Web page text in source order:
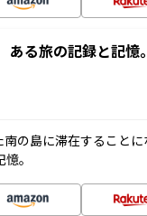
ある旅の記録と記
の島に滞在すること
。